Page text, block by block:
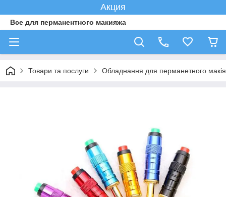
Акция
Все для перманентного макияжа
Товари та послуги Обладнання для перманетного